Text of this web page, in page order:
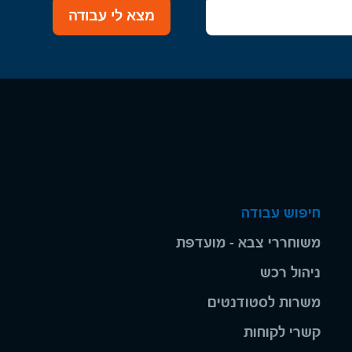
מצא לי עבודה
חיפוש עבודה
משוחררי צבא - מועדפת
ניהול רכש
משרות לסטודנטים
קשרי לקוחות